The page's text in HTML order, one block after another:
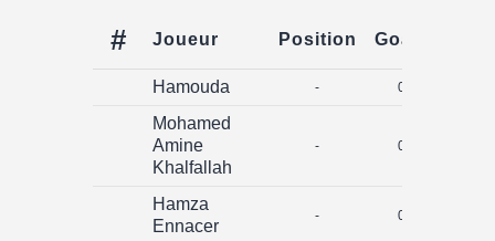
# Joueur Position Goals
Hamouda - 0
Mohamed
Amine
Khalfallah
- 0
Hamza
Ennacer
- 0